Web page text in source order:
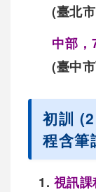
(臺北
中部，
(臺中
初訓
程含筆
1. 視訊課